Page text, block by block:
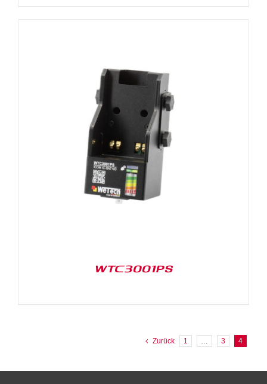
WTC3001PS
Zurück 1 … 3 4